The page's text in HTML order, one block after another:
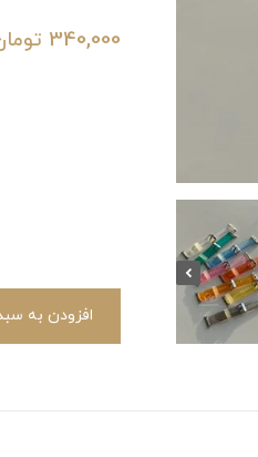
340,000
افزودن به